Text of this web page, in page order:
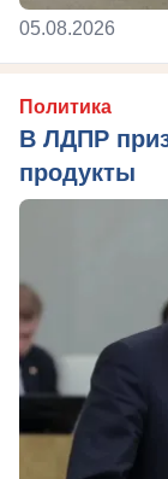
05.08.2026
Политика
В ЛДПР
продукты